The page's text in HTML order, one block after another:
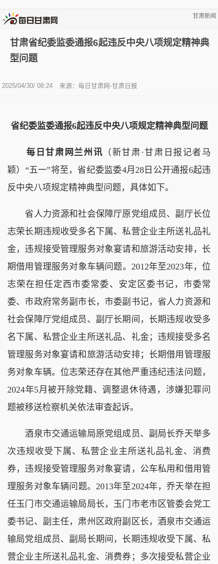
甘肃新闻
甘肃省纪委监委通报6起违反中央八项规定精神典
型问题
2025/04/30/ 08:24 来源：每日甘肃网-甘肃日报
省纪委监委通报6起违反中央八项规定精神典型问题
每日甘肃网兰州讯 （新甘肃·甘肃日报记者马
颖）“五一”将至，省纪委监委4月28日公开通报6起违
反中央八项规定精神典型问题，具体如下。
省人力资源和社会保障厅原党组成员、副厅长位
志荣长期违规收受多名下属、私营企业主所送礼品礼
金，违规接受管理服务对象宴请和旅游活动安排，长
期借用管理服务对象车辆问题。2012年至2023年，位
志荣在担任定西市委常委、安定区委书记，市委常
委、市政府常务副市长，市委副书记，省人力资源和
社会保障厅党组成员、副厅长期间，长期违规收受多
名下属、私营企业主所送礼品、礼金；违规接受多名
管理服务对象宴请和旅游活动安排；长期借用管理服
务对象车辆。位志荣还存在其他严重违纪违法问题，
2024年5月被开除党籍、调整退休待遇，涉嫌犯罪问
题被移送检察机关依法审查起诉。
酒泉市交通运输局原党组成员、副局长乔天举多
次违规收受下属、私营企业主所送礼品礼金、消费
券，违规接受管理服务对象宴请，公车私用和借用管
理服务对象车辆问题。2013年至2024年，乔天举在担
任玉门市交通运输局局长，玉门市老市区管委会党工
委书记、副主任，肃州区政府副区长，酒泉市交通运
输局党组成员、副局长期间，长期违规收受下属、私
营企业主所送礼品礼金、消费券；多次接受私营企业